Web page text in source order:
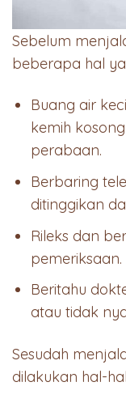
Sebelum
beberapa hal
Buang air
kemih
perabaan.
Berbaring
ditinggikan
Rileks dan
pemeriksaan.
Beritahu
atau tidak
Sesudah
dilakukan hal-